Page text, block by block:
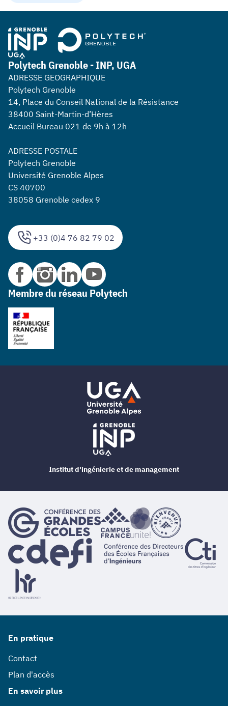
+33 (0)4 76 82 79 02
Polytech Grenoble - INP, UGA
ADRESSE GEOGRAPHIQUE
Polytech Grenoble
14, Place du Conseil National de la Résistance
38400 Saint-Martin-d’Hères
Accueil Bureau 021 de 9h à 12h
ADRESSE POSTALE
Polytech Grenoble
Université Grenoble Alpes
CS 40700
38058 Grenoble cedex 9
Membre du réseau Polytech
En pratique
Contact
Plan d'accès
En savoir plus
Institut d'ingénierie et de management